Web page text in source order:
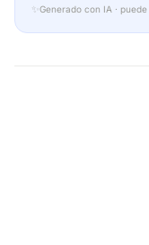
✨ Generado con IA ·